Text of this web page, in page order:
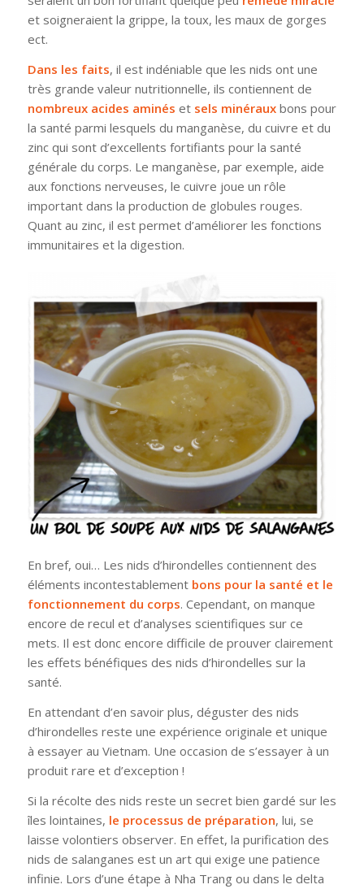
et soigneraient la grippe, la toux, les maux de gorges
ect.
Dans les faits, il est indéniable que les nids ont une
très grande valeur nutritionnelle, ils contiennent de
nombreux acides aminés et sels minérauxbons pour
la santé parmi lesquels du manganèse, du cuivre et du
zinc qui sont d’excellents fortifiants pour la santé
générale du corps. Le manganèse, par exemple, aide
aux fonctions nerveuses, le cuivre joue un rôle
important dans la production de globules rouges.
Quant au zinc, il est permet d’améliorer les fonctions
immunitaires et la digestion.
En bref, oui… Les nids d’hirondelles contiennent des
éléments incontestablement bons pour la santé et le
fonctionnement du corps. Cependant, on manque
encore de recul et d’analyses scientifiques sur ce
mets. Il est donc encore difficile de prouver clairement
les effets bénéfiques des nids d’hirondelles sur la
santé.
En attendant d’en savoir plus, déguster des nids
d’hirondelles reste une expérience originale et unique
à essayer au Vietnam. Une occasion de s’essayer à un
produit rare et d’exception !
Si la récolte des nids reste un secret bien gardé sur les
îles lointaines, le processus de préparation, lui, se
laisse volontiers observer. En effet, la purification des
nids de salanganes est un art qui exige une patience
infinie. Lors d’une étape à Nha Trang ou dans le delta